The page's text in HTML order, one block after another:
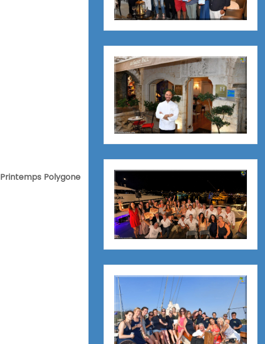
Printemps Polygone